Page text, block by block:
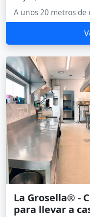
A unos 20 metros de
La Grosella® -
para llevar a